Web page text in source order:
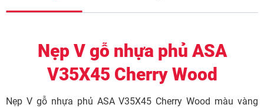
Nẹp V gỗ nhựa phủ ASA
V35X45 Cherry Wood
Nẹp V gỗ nhựa phủ ASA V35X45 Cherry Wood màu vàng